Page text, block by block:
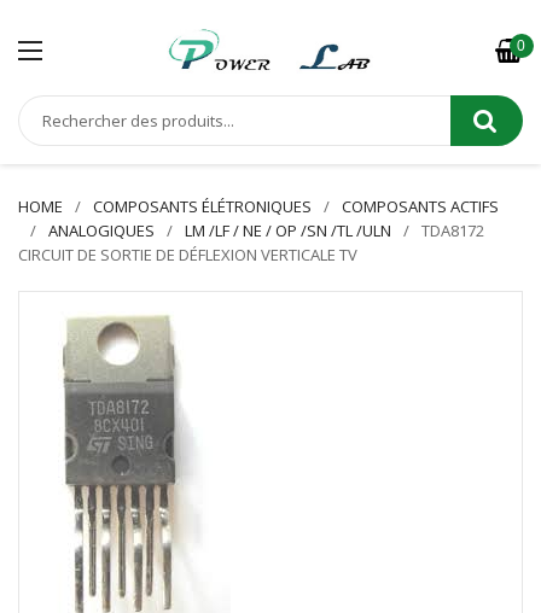
0
HOME COMPOSANTS ÉLÉTRONIQUES
COMPOSANTS ACTIFS
ANALOGIQUES
LM /LF / NE / OP /SN /TL /ULN
TDA8172
CIRCUIT DE SORTIE DE DÉFLEXION VERTICALE TV